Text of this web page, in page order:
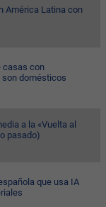
América Latina con
casas con
son domésticos
a la «Vuelta al
pasado)
que usa IA